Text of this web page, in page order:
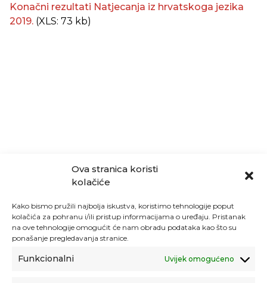
Ova stranica koristi
kolačiće
Kako bismo pružili najbolja iskustva, koristimo tehnologije poput
kolačića za pohranu i/ili pristup informacijama o uređaju. Pristanak
na ove tehnologije omogućit će nam obradu podataka kao što su
ponašanje pregledavanja stranice.
Funkcionalni Uvijek omogućeno
Konačni rezultati Natjecanja iz hrvatskoga jezika
2019. (XLS: 73 kb)